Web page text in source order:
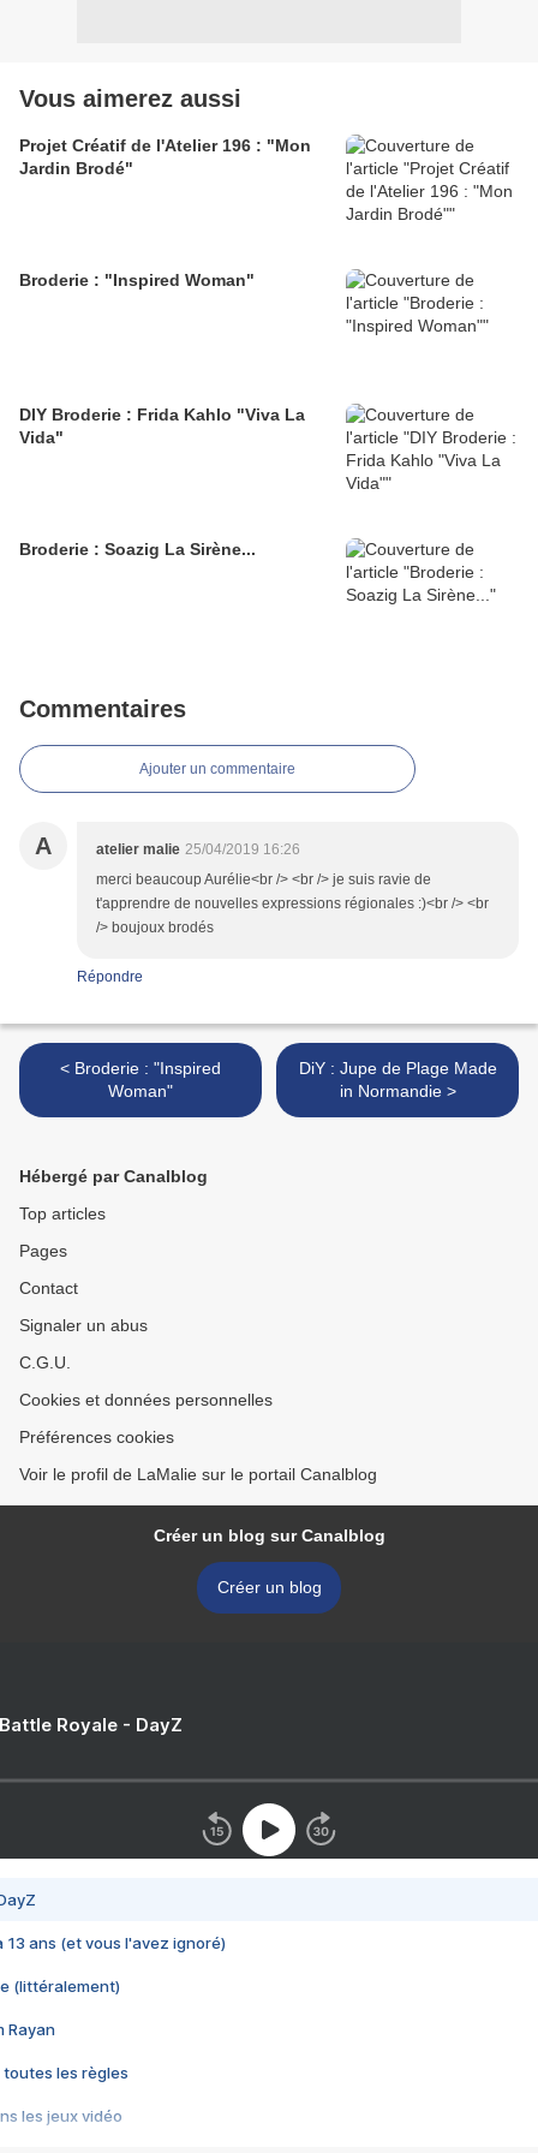
Vous aimerez aussi
Projet Créatif de l'Atelier 196 : "Mon
Jardin Brodé"
Broderie : "Inspired Woman"
DIY Broderie : Frida Kahlo "Viva La
Vida"
Broderie : Soazig La Sirène...
Commentaires
Ajouter un commentaire
A atelier malie 25/04/2019 16:26
merci beaucoup Aurélie<br /> <br /> je suis ravie de
t'apprendre de nouvelles expressions régionales :)<br /> <br
/> boujoux brodés
Répondre
< Broderie : "Inspired
Woman"
DiY : Jupe de Plage Made
in Normandie >
Hébergé par Canalblog
Top articles
Pages
Contact
Signaler un abus
C.G.U.
Cookies et données personnelles
Préférences cookies
Voir le profil de LaMalie sur le portail Canalblog
Créer un blog sur Canalblog
Créer un blog
Royale - DayZ
13 ans (et vous l'avez ignoré)
(littéralement)
Rayan
toutes les règles
les jeux vidéo